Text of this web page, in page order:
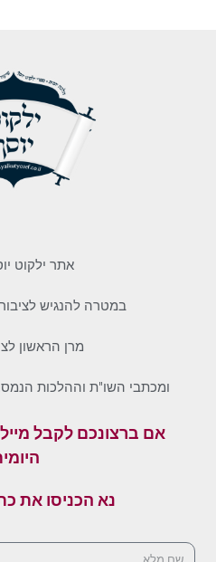
אתר ילקוט
במטרה להנגיש
מרן הראשון
ומכתבי השו"ת וההלכות
אם ברצונכם לקבל
נא הכניסו את